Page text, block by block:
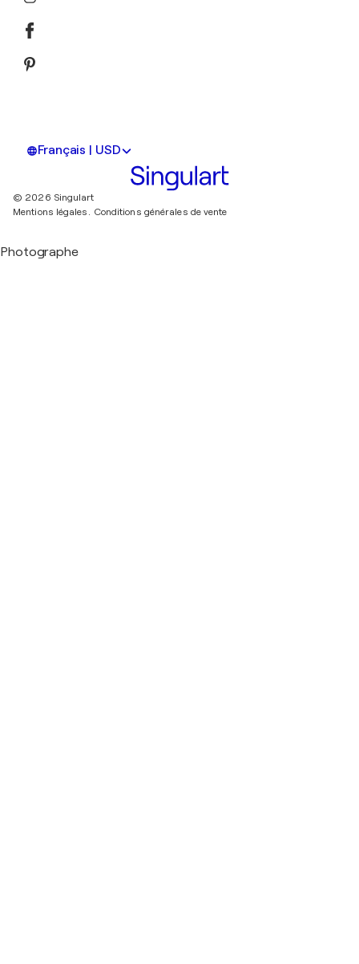
Français | USD
© 2026 Singulart
Mentions légales. Conditions générales de vente
Photographe